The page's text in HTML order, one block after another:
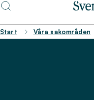
Start Våra sakområden